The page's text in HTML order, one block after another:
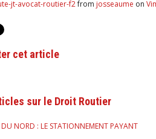
jt-avocat-routier-f2from josseaume on
cet article
sur le Droit Routier
NORD : LE STATIONNEMENT PAYANT